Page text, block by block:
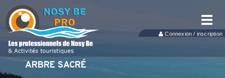
Connexion / inscription
ARBRE SACRÉ